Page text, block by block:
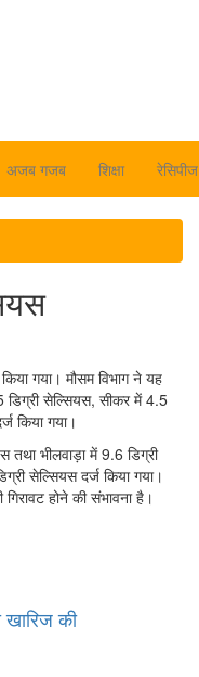
अजब गजब शिक्षा रेसिपीज
गया। मौसम विभाग ने यह
डिग्री सेल्सियस, सीकर में 4.5
किया गया।
तथा भीलवाड़ा में 9.6 डिग्री
सेल्सियस दर्ज किया गया।
होने की संभावना है।
खारिज की